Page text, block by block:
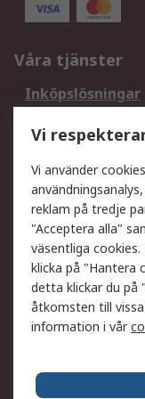
Våra tjänster
Inköpslösningar
DesignSpark
Ditt lokala
Support
Få hjälp
Leverans
Begär en
Vi
Vi använder
reklam på tredje
"Acceptera alla"
väsentliga
klicka på "Hantera
detta klickar du på
åtkomsten till
information i vår